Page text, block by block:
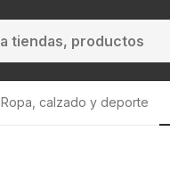
Ropa, calzado y deporte